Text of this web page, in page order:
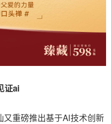
证ai
重磅推出基于AI技术创新